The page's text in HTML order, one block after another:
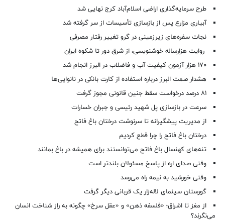
طرح سرمایه‌گذاری اراضی اسلام‌آباد کرج نهایی شد
آبیاری مزارع پس از بازسازی تأسیسات از سر گرفته شد
نجات سفره‌های زیرزمینی در گرو تغییر رفتار مصرفی
روایت هزارساله خوشنویسی، از شرق دور تا شکوه ایران
۱۷۰ هزار آزمون کیفیت آب و فاضلاب در البرز انجام شد
هشدار صمت البرز درباره استفاده از کارت بانکی در نانوایی‌ها
۸۱ درصد درخواست‌ سقط جنین قانونی مجوز گرفت
سرعت در بازسازی پل شهید رئیسی و جبران خسارات
از مدیریت پیشگیرانه تا سرنوشت درختان باغ فاتح
درختان باغ فاتح را چرا قطع کردیم
تنه‌های کهنسال باغ فاتح می‌توانستند برای همیشه در باغ بمانند
وقتی صدای اره از پاسخ مسئولان بلندتر است
وقتی خورشید به نیمه راه می‌رسد
گورستان سینمای لاله‌زار یک قربانی دیگر گرفت
از مغز تا اشراق؛ «فلسفه ذهن» و «عقل سرخ» چگونه به راز شناخت انسان
می‌نگرند؟